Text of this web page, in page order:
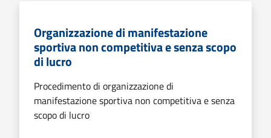
Organizzazione di manifestazione
sportiva non competitiva e senza scopo
di lucro
Procedimento di organizzazione di
manifestazione sportiva non competitiva e senza
scopo di lucro